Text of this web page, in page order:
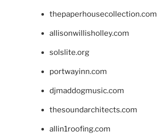
thepaperhousecollection.com
allisonwillisholley.com
solslite.org
portwayinn.com
djmaddogmusic.com
thesoundarchitects.com
allin1roofing.com